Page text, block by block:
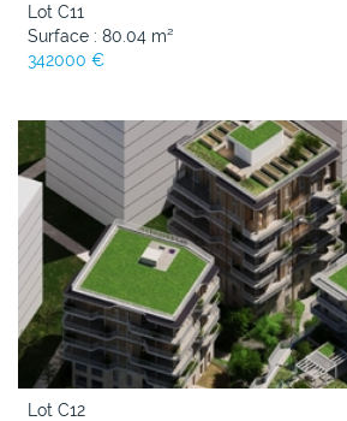
Lot C11
Surface : 80.04 m²
342000 €
Lot C12